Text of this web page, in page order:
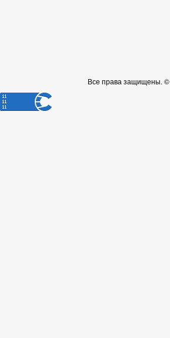
Все права защищены. ©